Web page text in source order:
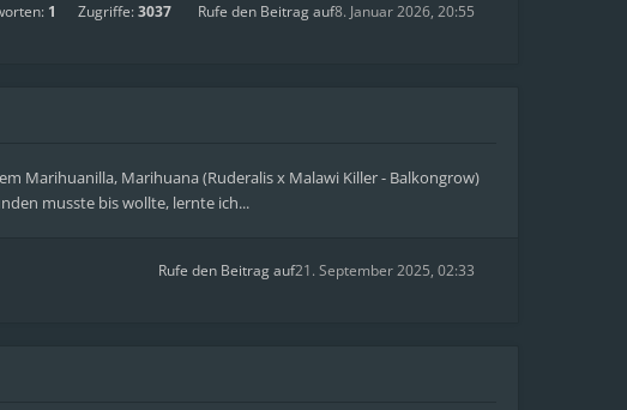
1 Zugriffe:3037 8. Januar 2026, 20:55
Rufe den Beitrag auf
Marihuanilla, Marihuana (Ruderalis x Malawi Killer - Balkongrow)
musste bis wollte, lernte ich...
21. September 2025, 02:33
Rufe den Beitrag auf